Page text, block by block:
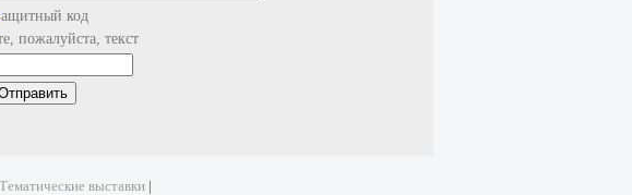
пожалуйста, текст
Тематические выставки